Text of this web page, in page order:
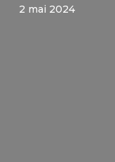
2 mai 2024